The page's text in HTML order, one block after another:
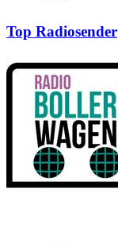
Top Radiosender